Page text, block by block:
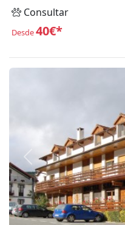
Consultar
Desde40€*
Anterior